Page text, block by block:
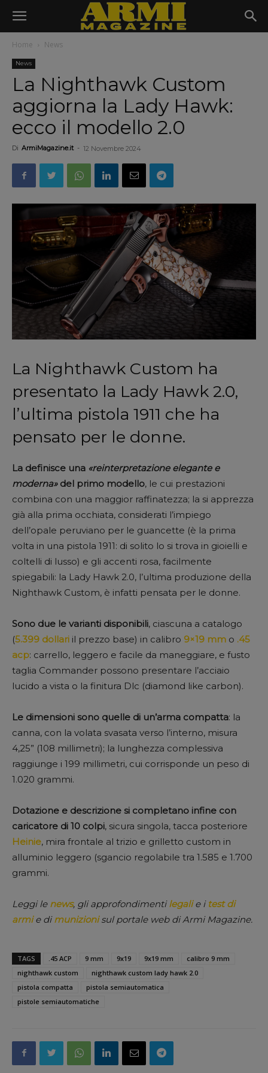
Home News
News
La Nighthawk Custom
aggiorna la Lady Hawk:
ecco il modello 2.0
Di ArmiMagazine.it - 12 Novembre 2024
La Nighthawk Custom ha
presentato la Lady Hawk 2.0,
l’ultima pistola 1911 che ha
pensato per le donne.
La definisce una «reinterpretazione elegante e
moderna»del primo modello, le cui prestazioni
combina con una maggior raffinatezza; la si apprezza
già alla prima occhiata, considerati l’impiego
dell’opale peruviano per le guancette (è la prima
volta in una pistola 1911: di solito lo si trova in gioielli e
coltelli di lusso) e gli accenti rosa, facilmente
spiegabili: la Lady Hawk 2.0, l’ultima produzione della
Nighthawk Custom, è infatti pensata per le donne.
Sono due le varianti disponibili, ciascuna a catalogo
(5.399 dollari il prezzo base) in calibro 9×19 mm o .45
acp: carrello, leggero e facile da maneggiare, e fusto
taglia Commander possono presentare l’acciaio
lucido a vista o la finitura Dlc (diamond like carbon).
Le dimensioni sono quelle di un’arma compatta: la
canna, con la volata svasata verso l’interno, misura
4,25” (108 millimetri); la lunghezza complessiva
raggiunge i 199 millimetri, cui corrisponde un peso di
1.020 grammi.
Dotazione e descrizione si completano infine con
caricatore di 10 colpi, sicura singola, tacca posteriore
Heinie, mira frontale al trizio e grilletto custom in
alluminio leggero (sgancio regolabile tra 1.585 e 1.700
grammi.
Leggi le news, gli approfondimentilegali e i test di
armie dimunizioni sul portale web di Armi Magazine.
TAGS .45 ACP 9 mm 9x19 9x19 mm
calibro 9 mm
nighthawk custom
nighthawk custom lady hawk 2.0
pistola compatta
pistola semiautomatica
pistole semiautomatiche